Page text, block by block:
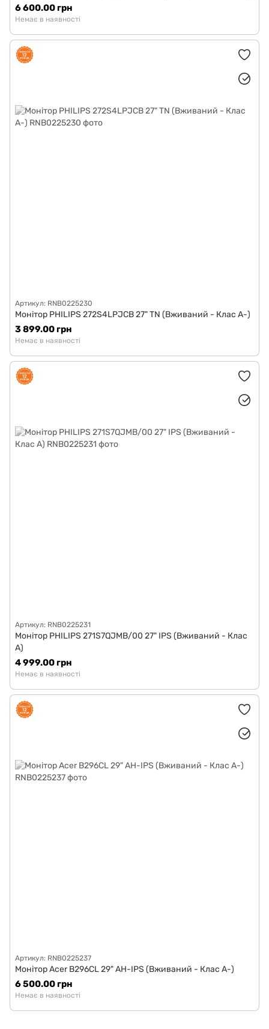
6 600.00 грн
Немає в наявності
Артикул: RNB0225230
Монітор PHILIPS 272S4LPJCB 27" TN (Вживаний - Клас A-)
3 899.00 грн
Немає в наявності
Артикул: RNB0225231
Монітор PHILIPS 271S7QJMB/00 27" IPS (Вживаний - Клас
A)
4 999.00 грн
Немає в наявності
Артикул: RNB0225237
Монітор Acer B296CL 29" AH-IPS (Вживаний - Клас A-)
6 500.00 грн
Немає в наявності